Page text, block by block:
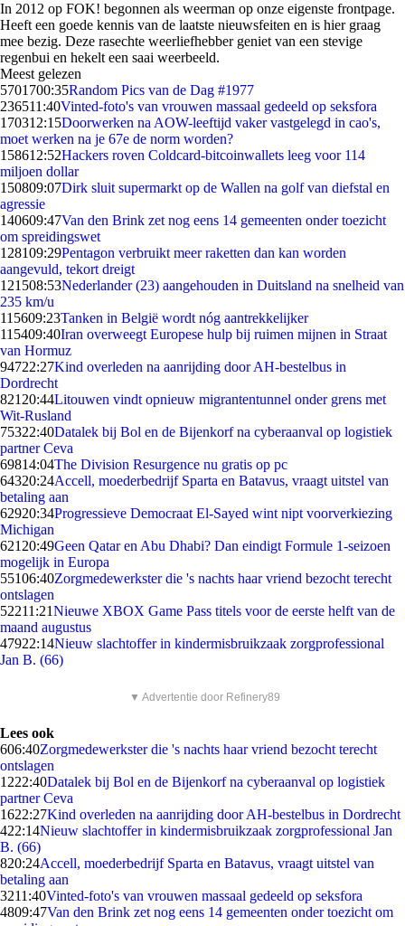
In 2012 op FOK! begonnen als weerman op onze eigenste frontpage.
Heeft een goede kennis van de laatste nieuwsfeiten en is hier graag
mee bezig. Deze rasechte weerliefhebber geniet van een stevige
regenbui en hekelt een saai weerbeeld.
Meest gelezen
5701700:35Random Pics van de Dag #1977
236511:40Vinted-foto's van vrouwen massaal gedeeld op seksfora
170312:15Doorwerken na AOW-leeftijd vaker vastgelegd in cao's,
moet werken na je 67e de norm worden?
158612:52Hackers roven Coldcard-bitcoinwallets leeg voor 114
miljoen dollar
150809:07Dirk sluit supermarkt op de Wallen na golf van diefstal en
agressie
140609:47Van den Brink zet nog eens 14 gemeenten onder toezicht
om spreidingswet
128109:29Pentagon verbruikt meer raketten dan kan worden
aangevuld, tekort dreigt
121508:53Nederlander (23) aangehouden in Duitsland na snelheid van
235 km/u
115609:23Tanken in België wordt nóg aantrekkelijker
115409:40Iran overweegt Europese hulp bij ruimen mijnen in Straat
van Hormuz
94722:27Kind overleden na aanrijding door AH-bestelbus in
Dordrecht
821 20:44Litouwen vindt opnieuw migrantentunnel onder grens met
Wit-Rusland
75322:40Datalek bij Bol en de Bijenkorf na cyberaanval op logistiek
partner Ceva
69814:04The Division Resurgence nu gratis op pc
64320:24Accell, moederbedrijf Sparta en Batavus, vraagt uitstel van
betaling aan
62920:34Progressieve Democraat El-Sayed wint nipt voorverkiezing
Michigan
621 20:49Geen Qatar en Abu Dhabi? Dan eindigt Formule 1-seizoen
mogelijk in Europa
55106:40Zorgmedewerkster die 's nachts haar vriend bezocht terecht
ontslagen
52211:21Nieuwe XBOX Game Pass titels voor de eerste helft van de
maand augustus
47922:14Nieuw slachtoffer in kindermisbruikzaak zorgprofessional
Jan B. (66)
▼ Advertentie door Refinery89
Lees ook
606:40Zorgmedewerkster die 's nachts haar vriend bezocht terecht
ontslagen
1222:40Datalek bij Bol en de Bijenkorf na cyberaanval op logistiek
partner Ceva
1622:27Kind overleden na aanrijding door AH-bestelbus in Dordrecht
422:14Nieuw slachtoffer in kindermisbruikzaak zorgprofessional Jan
B. (66)
820:24Accell, moederbedrijf Sparta en Batavus, vraagt uitstel van
betaling aan
3211:40Vinted-foto's van vrouwen massaal gedeeld op seksfora
4809:47Van den Brink zet nog eens 14 gemeenten onder toezicht om